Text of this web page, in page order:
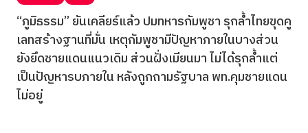
VIDEO
ร่วมด้วยช่วยกัน
“ภูมิธรรม” ยันเคลียร์แล้ว ปมทหารกัมพูชา รุกล้ำไทยขุดคู
เลทสร้างฐานที่มั่น เหตุกัมพูชามีปัญหาภายในบางส่วน
ยังยึดชายแดนแนวเดิม ส่วนฝั่งเมียนมา ไม่ได้รุกล้ำแต่
เป็นปัญหารบภายใน หลังถูกถามรัฐบาล พท.คุมชายแดน
ไม่อยู่